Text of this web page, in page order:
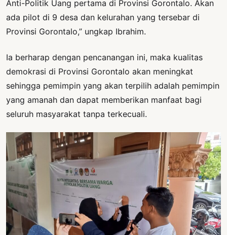
Anti-Politik Uang pertama di Provinsi Gorontalo. Akan
ada pilot di 9 desa dan kelurahan yang tersebar di
Provinsi Gorontalo,” ungkap Ibrahim.
Ia berharap dengan pencanangan ini, maka kualitas
demokrasi di Provinsi Gorontalo akan meningkat
sehingga pemimpin yang akan terpilih adalah pemimpin
yang amanah dan dapat memberikan manfaat bagi
seluruh masyarakat tanpa terkecuali.